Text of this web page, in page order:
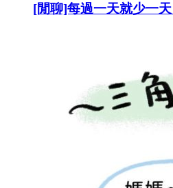
[閒聊]每過一天就少一